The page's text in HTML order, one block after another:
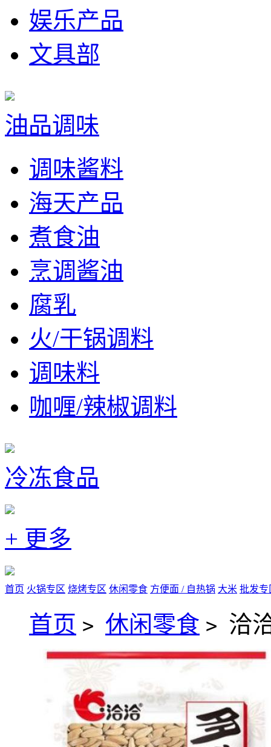
娱乐产品
文具部
油品调味
调味酱料
海天产品
煮食油
烹调酱油
腐乳
火/干锅调料
调味料
咖喱/辣椒调料
冷冻食品
+ 更多
首页 火锅专区 烧烤专区 休闲零食 方便面 / 自热锅 大米 批发专
首页 > 休闲零食 > 洽